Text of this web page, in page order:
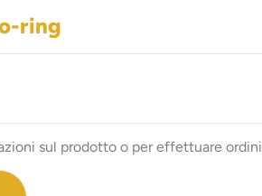
ring
sul prodotto o per effettuare ordini